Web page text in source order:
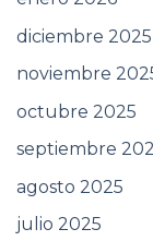
diciembre 2025
noviembre
octubre 2025
septiembre
agosto 2025
julio 2025